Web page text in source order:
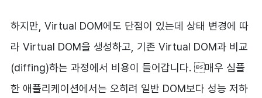
하지만, Virtual DOM에도 단점이 있는데 상태 변경에 따
라 Virtual DOM을 생성하고, 기존 Virtual DOM과 비교
(diffing)하는 과정에서 비용이 들어갑니다. 매우 심플
한 애플리케이션에서는 오히려 일반 DOM보다 성능 저하